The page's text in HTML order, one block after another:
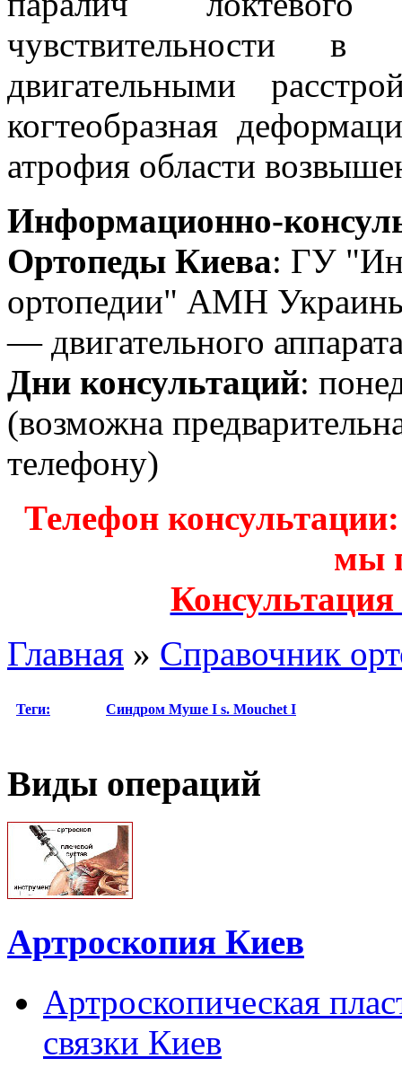
чувствительности
двигательными
когтеобразная
атрофия области
Информационно-
Ортопеды Киева: ГУ
ортопедии" АМН
— двигательного
Дни консультаций:
(возможна
телефону)
Телефон
мы
Главная » Справочник
Теги: Синдром Муше I s. Mouchet I
Виды операций
Артроскопия Киев
Артроскопическая
связки Киев